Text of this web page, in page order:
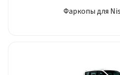
Фаркопы для